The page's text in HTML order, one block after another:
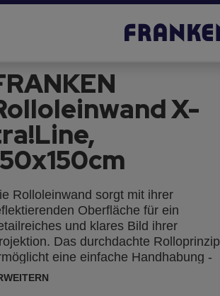
X-
Rolloleinwand sorgt mit ihrer
Oberfläche für ein
und klares Bild ihrer
Das durchdachte Rolloprinzip
eine einfache Handhabung -
Handgriff reicht und die Bildwand ist